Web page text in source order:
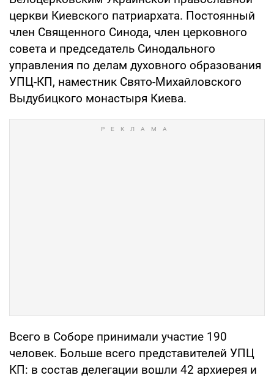
церкви Киевского патриархата. Постоянный
член Священного Синода, член церковного
совета и председатель Синодального
управления по делам духовного образования
УПЦ-КП, наместник Свято-Михайловского
Выдубицкого монастыря Киева.
Всего в Соборе принимали участие 190
человек. Больше всего представителей УПЦ
КП: в состав делегации вошли 42 архиерея и